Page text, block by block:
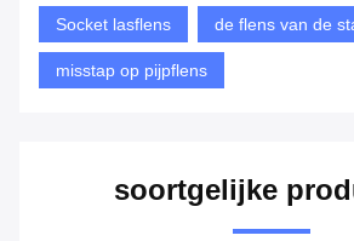
Socket lasflens de flens van de
misstap op pijpflens
soortgelijke